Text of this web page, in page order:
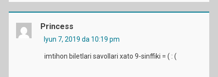
Princess
Iyun 7, 2019 da 10:19 pm
imtihon biletlari savollari xato 9-sinffiki = ( : (